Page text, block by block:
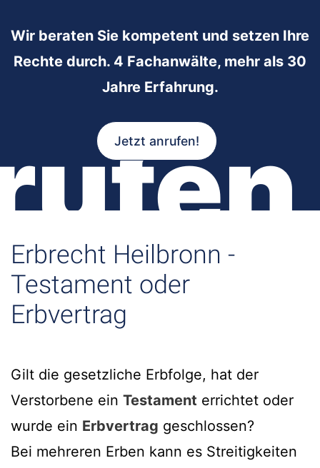
Wir beraten Sie kompetent und setzen Ihre
Rechte durch. 4 Fachanwälte, mehr als 30
Jahre Erfahrung.
Jetzt anrufen!
Erbrecht Heilbronn -
Testament oder
Erbvertrag
Gilt die gesetzliche Erbfolge, hat der
Verstorbene ein Testament errichtet oder
wurde ein Erbvertrag geschlossen?
Bei mehreren Erben kann es Streitigkeiten